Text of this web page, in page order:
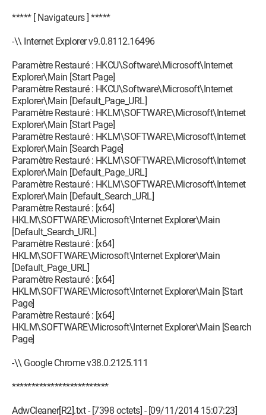
***** [ Navigateurs ] *****
-\\ Internet Explorer v9.0.8112.16496
Paramètre Restauré : HKCU\Software\Microsoft\Internet
Explorer\Main [Start Page]
Paramètre Restauré : HKCU\Software\Microsoft\Internet
Explorer\Main [Default_Page_URL]
Paramètre Restauré : HKLM\SOFTWARE\Microsoft\Internet
Explorer\Main [Start Page]
Paramètre Restauré : HKLM\SOFTWARE\Microsoft\Internet
Explorer\Main [Search Page]
Paramètre Restauré : HKLM\SOFTWARE\Microsoft\Internet
Explorer\Main [Default_Page_URL]
Paramètre Restauré : HKLM\SOFTWARE\Microsoft\Internet
Explorer\Main [Default_Search_URL]
Paramètre Restauré : [x64]
HKLM\SOFTWARE\Microsoft\Internet Explorer\Main
[Default_Search_URL]
Paramètre Restauré : [x64]
HKLM\SOFTWARE\Microsoft\Internet Explorer\Main
[Default_Page_URL]
Paramètre Restauré : [x64]
HKLM\SOFTWARE\Microsoft\Internet Explorer\Main [Start
Page]
Paramètre Restauré : [x64]
HKLM\SOFTWARE\Microsoft\Internet Explorer\Main [Search
Page]
-\\ Google Chrome v38.0.2125.111
*************************
AdwCleaner[R2].txt - [7398 octets] - [09/11/2014 15:07:23]